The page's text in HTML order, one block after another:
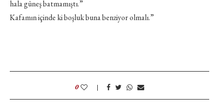
hala güneş batmamıştı.”
Kafamın içinde ki boşluk buna benziyor olmalı.”
0